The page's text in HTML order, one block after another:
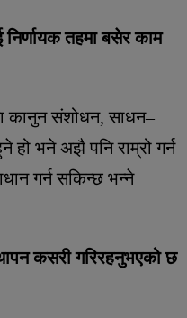
तहमा बसेर काम
कानुन संशोधन, साधन–
भने अझै पनि राम्रो गर्न
गर्न सकिन्छ भन्ने
कसरी गरिरहनुभएको छ